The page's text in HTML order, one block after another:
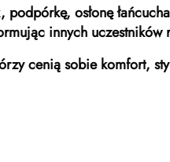
osłonę
innych
cenią sobie komfort,